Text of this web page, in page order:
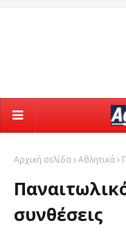
Αρχική σελίδα Αθλητικά
συνθέσεις